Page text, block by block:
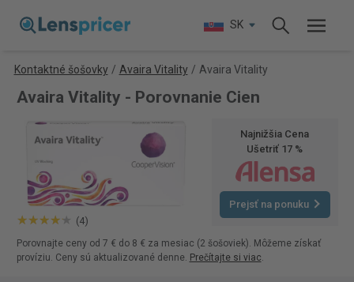
SK
Kontaktné šošovky / Avaira Vitality / Avaira Vitality
Avaira Vitality - Porovnanie Cien
(4)
Najnižšia Cena
Ušetriť 17 %
Prejsť na ponuku
Porovnajte ceny od 7 € do 8 € za mesiac (2 šošoviek). Môžeme získať
províziu. Ceny sú aktualizované denne. Prečítajte si viac.